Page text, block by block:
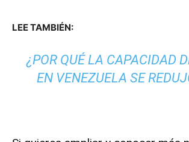
LEE TAMBIÉN:
¿POR QUÉ LA CAPACIDAD
EN VENEZUELA SE